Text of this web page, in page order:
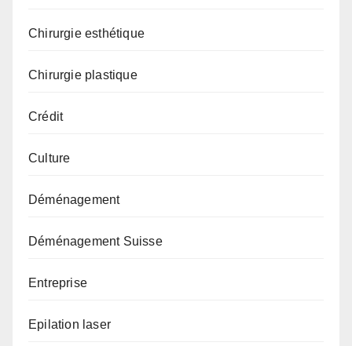
Chirurgie esthétique
Chirurgie plastique
Crédit
Culture
Déménagement
Déménagement Suisse
Entreprise
Epilation laser